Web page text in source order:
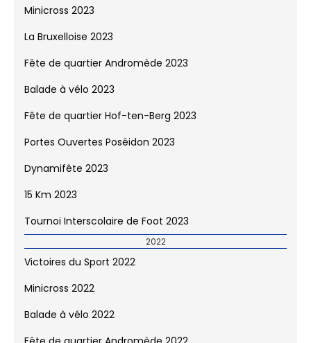
Victoires du Sport 2023
Minicross 2023
La Bruxelloise 2023
Fête de quartier Andromède 2023
Balade à vélo 2023
Fête de quartier Hof-ten-Berg 2023
Portes Ouvertes Poséidon 2023
Dynamifête 2023
15 Km 2023
Tournoi Interscolaire de Foot 2023
Victoires du Sport 2022
Minicross 2022
Balade à vélo 2022